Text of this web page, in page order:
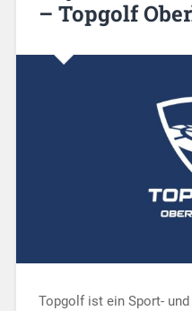
– Topgolf
Topgolf ist ein Sport-